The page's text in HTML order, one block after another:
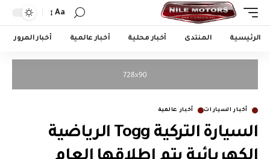
Aa
الرئيسية المنتدى أخبار محلية أخبار عالمية أخبار المرور
أخبار السيارات أخبار عالمية
السيارة التركية Togg الرياضية